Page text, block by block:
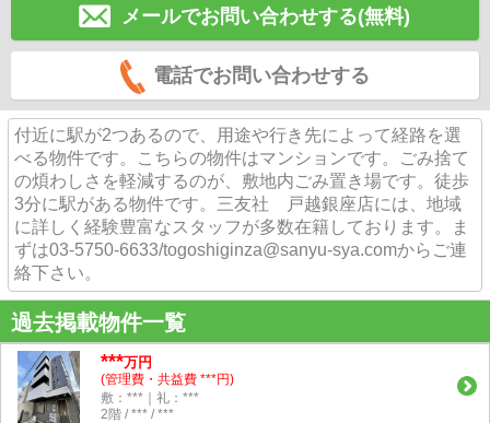
メールでお問い合わせする(無料)
電話でお問い合わせする
付近に駅が2つあるので、用途や行き先によって経路を選
べる物件です。こちらの物件はマンションです。ごみ捨て
の煩わしさを軽減するのが、敷地内ごみ置き場です。徒歩
3分に駅がある物件です。三友社 戸越銀座店には、地域
に詳しく経験豊富なスタッフが多数在籍しております。ま
ずは03-5750-6633/togoshiginza@sanyu-sya.comからご連
絡下さい。
過去掲載物件一覧
***万円
(管理費・共益費 ***円)
敷：***｜礼：***
2階 / *** / ***